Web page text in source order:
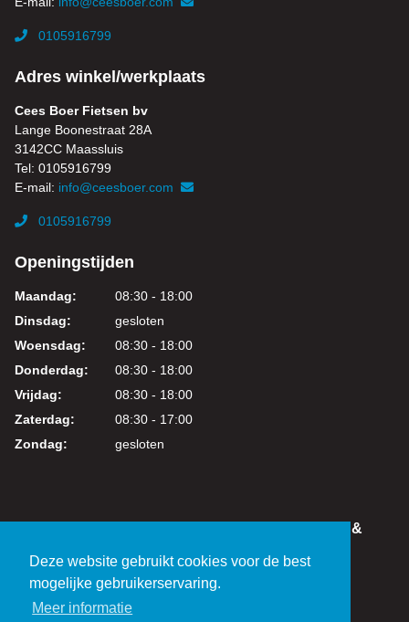
Deze website gebruikt cookies voor de best
mogelijke gebruikerservaring.
Meer informatie
0105916799
Adres winkel/werkplaats
Cees Boer Fietsen bv
Lange Boonestraat 28A
3142CC Maassluis
Tel: 0105916799
E-mail: info@ceesboer.com
0105916799
Openingstijden
Maandag:
08:30 - 18:00
Dinsdag:
gesloten
Woensdag:
08:30 - 18:00
Donderdag:
08:30 - 18:00
Vrijdag:
08:30 - 18:00
Zaterdag:
08:30 - 17:00
Zondag:
gesloten
IN DEZE WEBSHOP KUNT U VEILIG WINKELEN &
BTW: NL821038461B01